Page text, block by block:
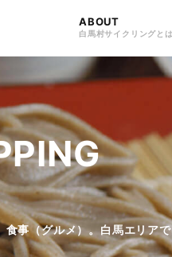
ABOUT
白馬村サイクリングとは
里山風景と仁科三湖
見つける・眺める
事（グルメ）。白馬エリア